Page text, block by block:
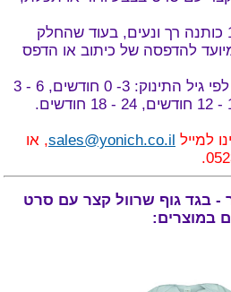
חלק פנימי עשוי מבד 100% כותנה רך ונעים, בעוד שהחלק
להדפסה של כיתוב או הדפס
הבגד מגיע במספר גדלים, לפי גיל התינוק: 3- 0 חודשים, 6 - 3
למייל sales@yonich.co.il, או
- בגד גוף שרוול קצר עם סרט
במוצרים: